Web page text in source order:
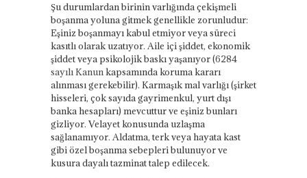
Şu durumlardan birinin varlığında çekişmeli
boşanma yoluna gitmek genellikle zorunludur:
Eşiniz boşanmayı kabul etmiyor veya süreci
kasıtlı olarak uzatıyor. Aile içi şiddet, ekonomik
şiddet veya psikolojik baskı yaşanıyor (6284
sayılı Kanunkapsamında koruma kararı
alınması gerekebilir). Karmaşık mal varlığı (şirket
hisseleri, çok sayıda gayrimenkul, yurt dışı
banka hesapları) mevcuttur ve eşiniz bunları
gizliyor. Velayet konusunda uzlaşma
sağlanamıyor. Aldatma, terk veya hayata kast
gibi özel boşanma sebepleri bulunuyor ve
kusura dayalı tazminat talep edilecek.